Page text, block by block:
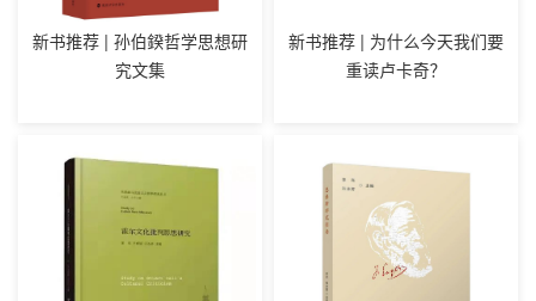
新书推荐 | 孙伯鍨哲学思想研
究文集
新书推荐 | 为什么今天我们要
重读卢卡奇？